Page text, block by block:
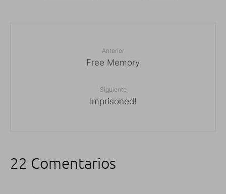
Anterior
Free Memory
Siguiente
Imprisoned!
22 Comentarios